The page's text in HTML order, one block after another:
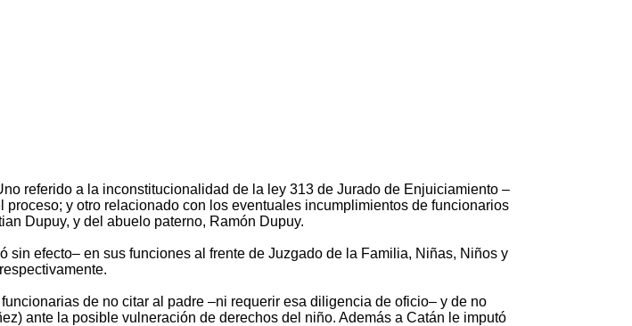
referido a la inconstitucionalidad de la ley 313 de Jurado de Enjuiciamiento –
y otro relacionado con los eventuales incumplimientos de funcionarios
Dupuy, y del abuelo paterno, Ramón Dupuy.
efecto– en sus funciones al frente de Juzgado de la Familia, Niñas, Niños y
de no citar al padre –ni requerir esa diligencia de oficio– y de no
ante la posible vulneración de derechos del niño. Además a Catán le imputó